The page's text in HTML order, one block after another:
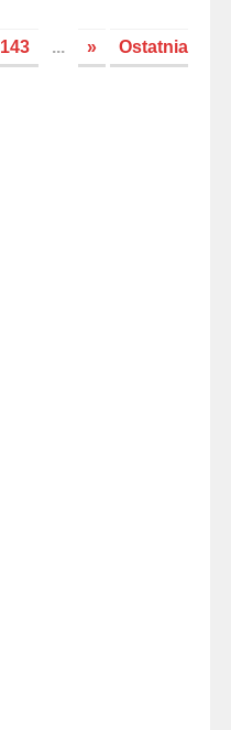
143 ... »
Ostatnia